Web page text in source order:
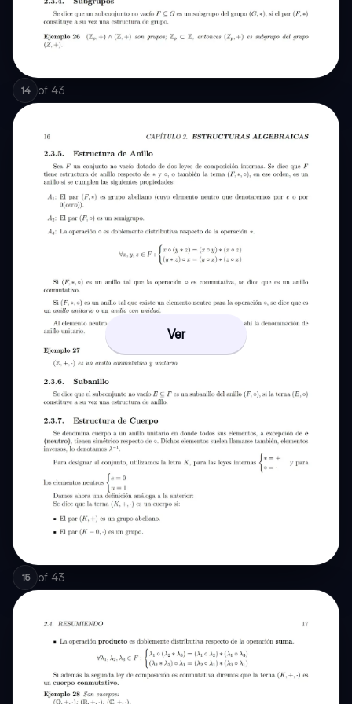
14 of 43
Ver
15 of 43